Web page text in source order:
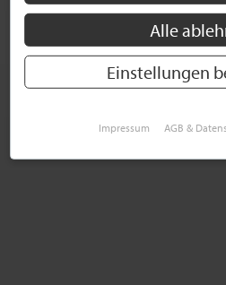
Alle
Einstellungen
Impressum AGB &